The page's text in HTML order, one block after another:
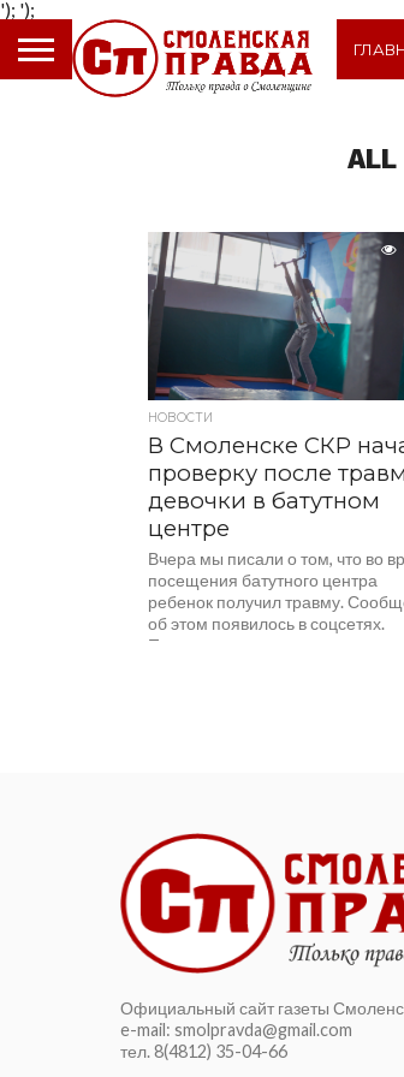
');
НОВОСТИ
В Смоленске СКР
проверку после
девочки в батутном
центре
Вчера мы писали о том, что во
посещения батутного центра
ребенок получил травму.
об этом появилось в соцсетях.
Пользователи отмечают,...
Официальный сайт газеты
e-mail: smolpravda@gmail.com
тел. 8(4812) 35-04-66
');